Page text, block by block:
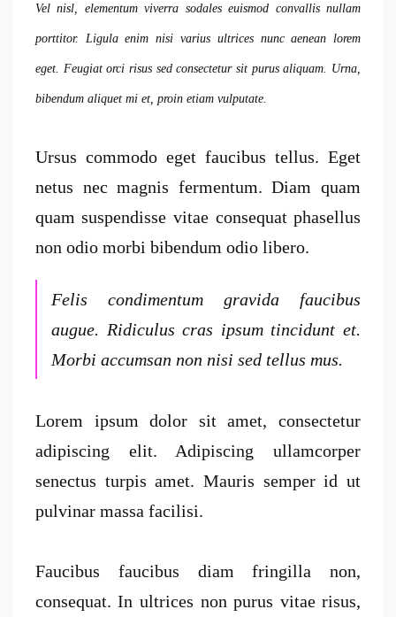
Vel nisl, elementum viverra sodales euismod convallis nullam
porttitor. Ligula enim nisi varius ultrices nunc aenean lorem
eget. Feugiat orci risus sed consectetur sit purus aliquam. Urna,
bibendum aliquet mi et, proin etiam vulputate.
Ursus commodo eget faucibus tellus. Eget
netus nec magnis fermentum. Diam quam
quam suspendisse vitae consequat phasellus
non odio morbi bibendum odio libero.
Felis condimentum gravida faucibus
augue. Ridiculus cras ipsum tincidunt et.
Morbi accumsan non nisi sed tellus mus.
Lorem ipsum dolor sit amet, consectetur
adipiscing elit. Adipiscing ullamcorper
senectus turpis amet. Mauris semper id ut
pulvinar massa facilisi.
Faucibus faucibus diam fringilla non,
consequat. In ultrices non purus vitae risus,